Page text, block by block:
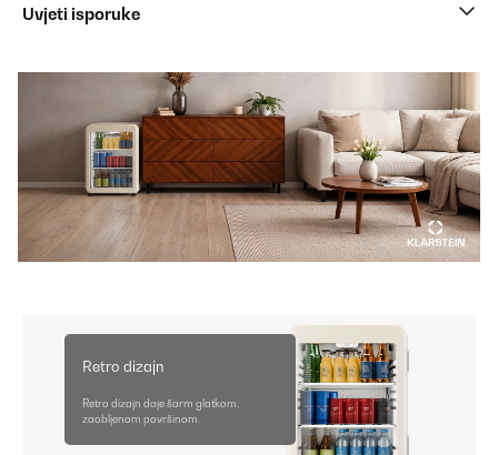
Uvjeti isporuke
Retro dizajn
Retro dizajn daje šarm glatkom,
zaobljenom površinom.